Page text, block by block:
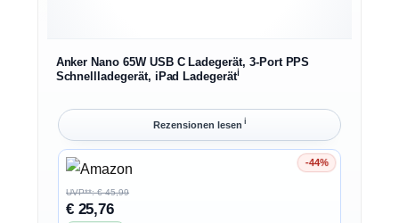
Anker Nano 65W USB C Ladegerät, 3-Port PPS
Schnellladegerät, iPad Ladegerätℹ︎
Rezensionen lesen ℹ︎
-44%
Ersparnis 44%
UVP**: € 45,99
€ 25,76